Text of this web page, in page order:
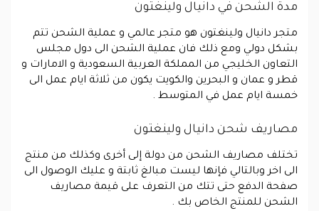
مدة الشحن في دانيال ولينغتون
متجر دانيال ولينغتون هو متجر عالمي و عملية الشحن تتم
بشكل دولي ومع ذلك فان عملية الشحن الى دول مجلس
التعاون الخليجي من المملكة العربية السعودية و الامارات و
قطر و عمان و البحرين والكويت يكون من ثلاثة ايام عمل الى
خمسة ايام عمل في المتوسط .
مصاريف شحن دانيال ولينغتون
تختلف مصاريف الشحن من دولة إلى أخرى وكذلك من منتج
الى اخر وبالتالي فإنها ليست مبالغ ثابتة و عليك الوصول الى
صفحة الدفع حتى تتك من التعرف على قيمة مصاريف
الشحن للمنتج الخاص بك .